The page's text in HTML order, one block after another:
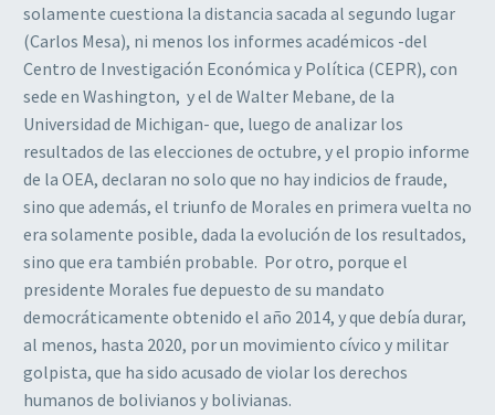
solamente cuestiona la distancia sacada al segundo lugar
(Carlos Mesa), ni menos los informes académicos -del
Centro de Investigación Económica y Política (CEPR), con
sede en Washington, y el de Walter Mebane, de la
Universidad de Michigan- que, luego de analizar los
resultados de las elecciones de octubre, y el propio informe
de la OEA, declaran no solo que no hay indicios de fraude,
sino que además, el triunfo de Morales en primera vuelta no
era solamente posible, dada la evolución de los resultados,
sino que era también probable. Por otro, porque el
presidente Morales fue depuesto de su mandato
democráticamente obtenido el año 2014, y que debía durar,
al menos, hasta 2020, por un movimiento cívico y militar
golpista, que ha sido acusado de violar los derechos
humanos de bolivianos y bolivianas.